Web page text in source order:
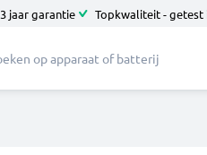
3 jaar garantie Topkwaliteit - getest